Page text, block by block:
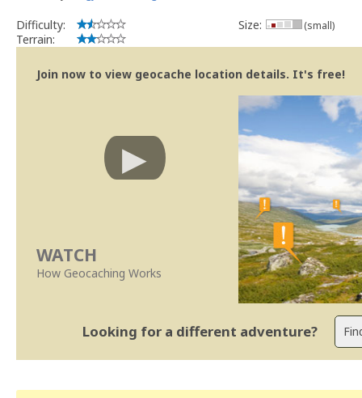
Difficulty:
Terrain:
Size: (small)
Join now to view geocache location details. It's free!
WATCH
How Geocaching Works
Looking for a different adventure?